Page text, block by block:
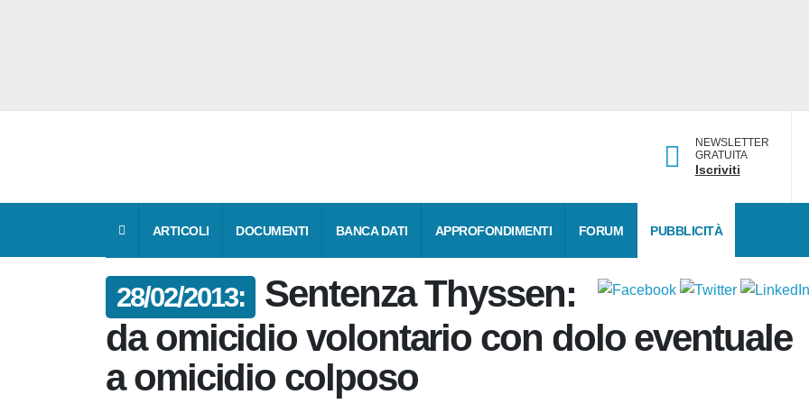
NEWSLETTER
GRATUITA
Iscriviti
ARTICOLI DOCUMENTI BANCA DATI APPROFONDIMENTI FORUM PUBBLICITÀ
28/02/2013:
Sentenza
Thyssen: da omicidio volontario con dolo
eventuale a omicidio colposo